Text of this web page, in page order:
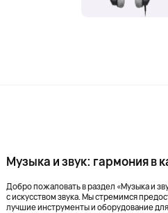
Музыка и звук: гармония в
Добро пожаловать в раздел «Музыка и
с искусством звука. Мы стремимся
лучшие инструменты и оборудование